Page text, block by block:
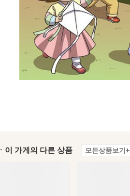
ㆍ이 가게의 다른 상품 모든상품보기+